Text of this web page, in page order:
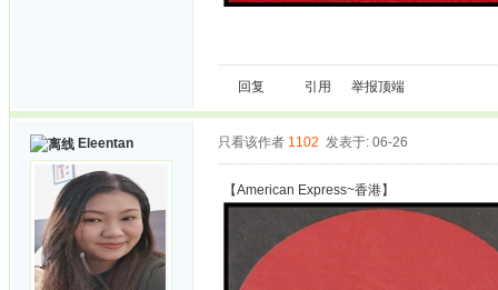
回复 引用 举报顶端
Eleentan 只看该作者 1102 发表于: 06-26
【American Express~香港】